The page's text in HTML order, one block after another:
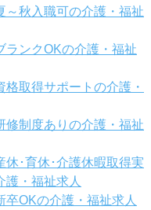
～秋入職可の介護・福祉
ランクOKの介護・福祉
格取得サポートの介護・
修制度ありの介護・福祉
休･育休･介護休暇取得実
護・福祉求人
卒OKの介護・福祉求人